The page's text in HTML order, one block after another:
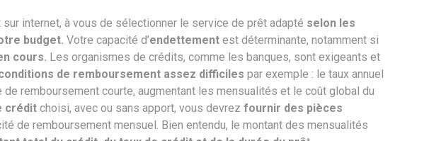
internet, à vous de sélectionner le service de prêt adapté selon les
budget. Votre capacité d’endettement est déterminante, notamment si
cours. Les organismes de crédits, comme les banques, sont exigeants et
de remboursement assez difficiles par exemple : le taux annuel
remboursement courte, augmentant les mensualités et le coût global du
crédit choisi, avec ou sans apport, vous devrez fournir des pièces
de remboursement mensuel. Bien entendu, le montant des mensualités